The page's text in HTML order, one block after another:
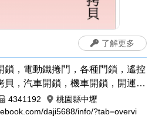
鎖，電動鐵捲門，各種門鎖，遙控
貝，汽車開鎖，機車開鎖，開運印
章/胎毛筆，公司章，電腦刻印，
牛角印章，印鑑章，原子章
4341192
桃園縣中壢
daji5688/info/?tab=overvi
了解更多